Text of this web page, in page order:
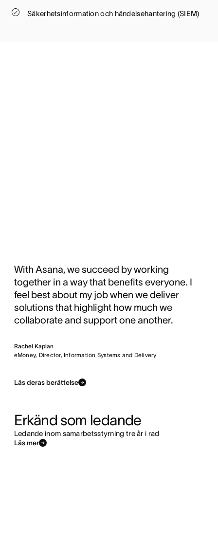
Säkerhetsinformation och händelsehantering (SIEM)
With Asana, we succeed by working
together in a way that benefits everyone. I
feel best about my job when we deliver
solutions that highlight how much we
collaborate and support one another.
Rachel Kaplan
eMoney, Director, Information Systems and Delivery
Läs deras berättelse
Erkänd som ledande
Ledande inom samarbetsstyrning tre år i rad
Läs mer